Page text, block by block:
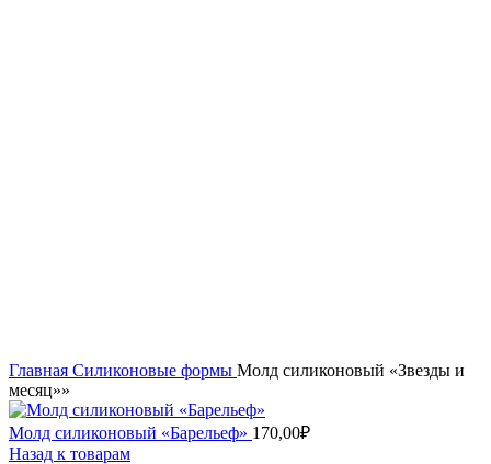
Главная Силиконовые формы Молд силиконовый «Звезды и
месяц»»
Молд силиконовый «Барельеф» 170,00₽
Назад к товарам